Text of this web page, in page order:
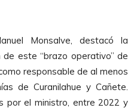
Monsalve, destacó la
este “brazo operativo” de
responsable de al menos
de Curanilahue y Cañete.
por el ministro, entre 2022 y